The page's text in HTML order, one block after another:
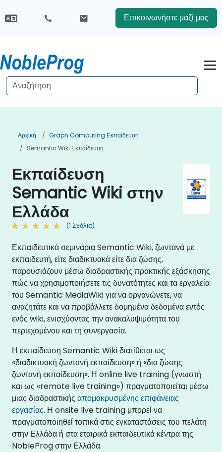
Επικοινωνήστε μαζί μας
Αρχική
Graph Computing Εκπαίδευση
Semantic Wiki Εκπαίδευση
Εκπαίδευση
Semantic Wiki στην
Ελλάδα
(1 Σχόλια)
Εκπαιδευτικά σεμινάρια Semantic Wiki, ζωντανά με
εκπαιδευτή, είτε διαδικτυακά είτε δια ζώσης,
παρουσιάζουν μέσω διαδραστικής πρακτικής εξάσκησης
πώς να χρησιμοποιήσετε τις δυνατότητες και τα εργαλεία
του Semantic MediaWiki για να οργανώνετε, να
αναζητάτε και να προβάλλετε δομημένα δεδομένα εντός
ενός wiki, ενισχύοντας την ανακαλυψιμότητα του
περιεχομένου και τη συνεργασία.
Η εκπαίδευση Semantic Wiki διατίθεται ως
«διαδικτυακή ζωντανή εκπαίδευση» ή «δια ζώσης
ζωντανή εκπαίδευση». Η online live training (γνωστή
και ως «remote live training») πραγματοποιείται μέσω
μιας διαδραστικής απομακρυσμένης επιφάνειας
εργασίας. Η onsite live training μπορεί να
πραγματοποιηθεί τοπικά στις εγκαταστάσεις του πελάτη
στην Ελλάδα ή στα εταιρικά εκπαιδευτικά κέντρα της
NobleProg στην Ελλάδα.